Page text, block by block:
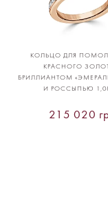
КОЛЬЦО ДЛЯ
КРАСНОГО
БРИЛЛИАНТОМ
И РОССЫПЬЮ
215 020